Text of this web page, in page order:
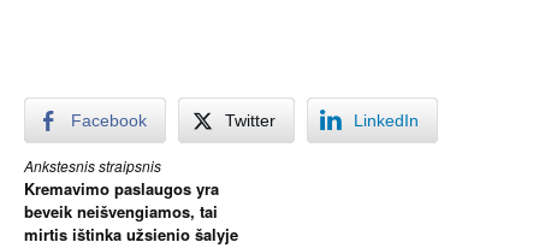
Facebook Twitter LinkedIn
Skaityti
toliau
Ankstesnis straipsnis
Kremavimo paslaugos yra
beveik neišvengiamos, tai
mirtis ištinka užsienio šalyje